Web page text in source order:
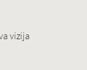
vizija